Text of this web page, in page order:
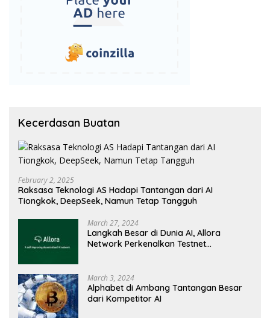
Kecerdasan Buatan
February 2, 2025
Raksasa Teknologi AS Hadapi Tantangan dari AI
Tiongkok, DeepSeek, Namun Tetap Tangguh
March 27, 2024
Langkah Besar di Dunia AI, Allora
Network Perkenalkan Testnet
March 3, 2024
Alphabet di Ambang Tantangan Besar
dari Kompetitor AI